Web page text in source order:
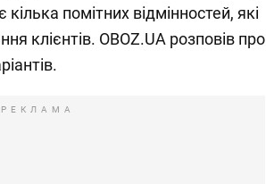
помітних відмінностей, які
клієнтів. OBOZ.UA розповів про
РЕКЛАМА